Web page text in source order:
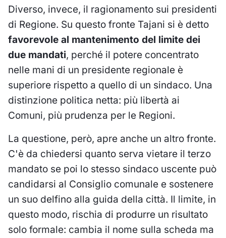
Diverso, invece, il ragionamento sui presidenti
di Regione. Su questo fronte Tajani si è detto
favorevole al mantenimento del limite dei
due mandati, perché il potere concentrato
nelle mani di un presidente regionale è
superiore rispetto a quello di un sindaco. Una
distinzione politica netta: più libertà ai
Comuni, più prudenza per le Regioni.
La questione, però, apre anche un altro fronte.
C'è da chiedersi quanto serva vietare il terzo
mandato se poi lo stesso sindaco uscente può
candidarsi al Consiglio comunale e sostenere
un suo delfino alla guida della città. Il limite, in
questo modo, rischia di produrre un risultato
solo formale: cambia il nome sulla scheda ma